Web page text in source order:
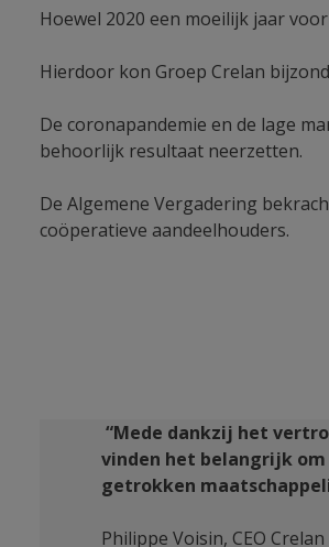
Hoewel 2020 een moeilijk jaar
Hierdoor kon Groep Crelan
De coronapandemie en de lage
behoorlijk resultaat neerzetten.
De Algemene Vergadering
coöperatieve aandeelhouders.
“Mede dankzij het
vinden het belangrijk
getrokken
Philippe Voisin, CEO Crelan